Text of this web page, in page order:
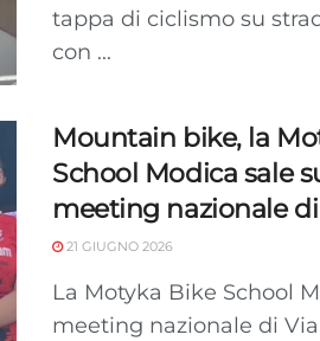
tappa di ciclismo su
con ...
Mountain bike, la
School Modica sale
meeting nazionale
21 GIUGNO 2026
La Motyka Bike School
meeting nazionale di